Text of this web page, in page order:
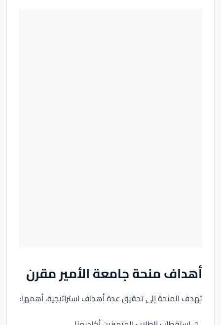
أهداف منحة جامعة الأمير مقرن
تهدف المنحة إلى تحقيق عدة أهداف استراتيجية، أهمها: